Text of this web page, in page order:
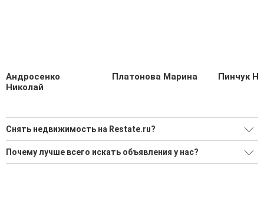
Андросенко
Николай
Платонова Марина Пинчук
Снять недвижимость на Restate.ru?
Ищите, как Снять недвижимость?
144 актуальных и проверенных объявления
Почему лучше всего искать объявления у нас?